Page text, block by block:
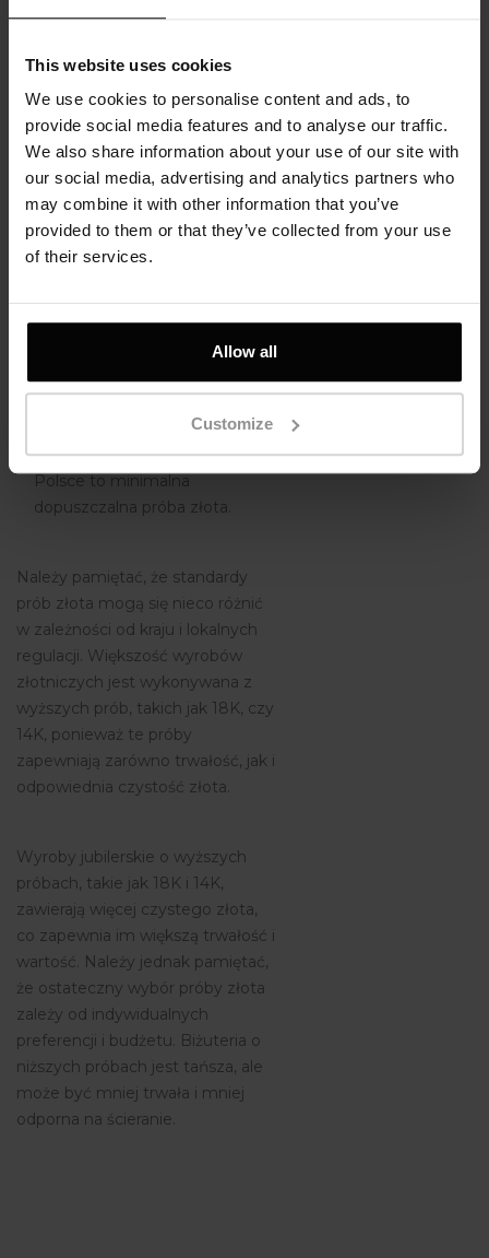
This website uses cookies
We use cookies to personalise content and ads, to
provide social media features and to analyse our traffic.
We also share information about your use of our site with
our social media, advertising and analytics partners who
may combine it with other information that you’ve
provided to them or that they’ve collected from your use
of their services.
Allow all
Customize
(14K). Złoto o czystości 58,5%,
innych metali. Powszechna
Kanadzie, Australii i Polsce.
Próba 500, czyli 12 karatów
(12K). Złoto o czystości 50%,
Próba 375, czyli 9 karatów (9K).
Złoto o czystości 37,5%. Mniej
Próba 333, czyli 8 karatów (8K).
Złoto o czystości 33,3%. W
Polsce to minimalna
dopuszczalna próba złota.
Należy pamiętać, że standardy
prób złota mogą się nieco różnić
w zależności od kraju i lokalnych
regulacji. Większość wyrobów
złotniczych jest wykonywana z
wyższych prób, takich jak 18K, czy
14K, ponieważ te próby
zapewniają zarówno trwałość, jak i
odpowiednia czystość złota.
Wyroby jubilerskie o wyższych
próbach, takie jak 18K i 14K,
zawierają więcej czystego złota,
co zapewnia im większą trwałość i
wartość. Należy jednak pamiętać,
że ostateczny wybór próby złota
zależy od indywidualnych
preferencji i budżetu. Biżuteria o
niższych próbach jest tańsza, ale
może być mniej trwała i mniej
odporna na ścieranie.